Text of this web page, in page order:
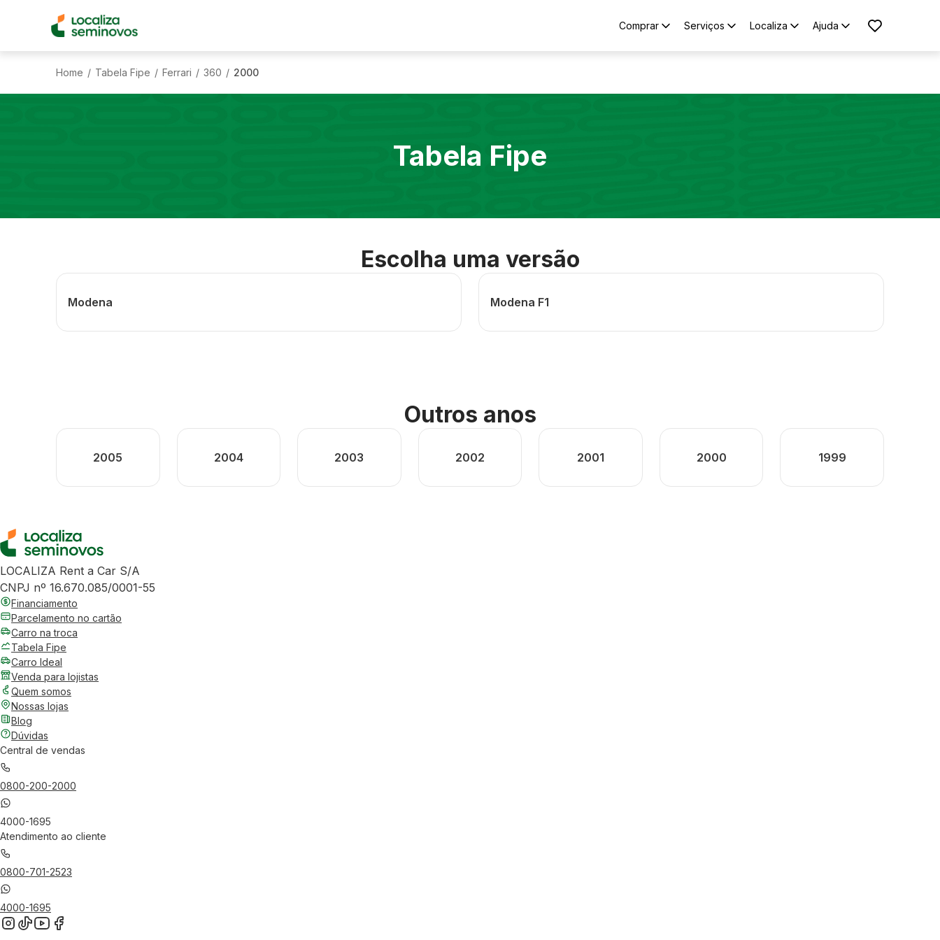
Comprar Serviços Localiza Ajuda
Home / Tabela Fipe / Ferrari / 360 / 2000
Tabela Fipe
Escolha uma versão
Modena Modena F1
Outros anos
2005 2004 2003 2002 2001 2000 1999
LOCALIZA Rent a Car S/A
CNPJ nº 16.670.085/0001-55
Financiamento
Parcelamento no cartão
Carro na troca
Tabela Fipe
Carro Ideal
Venda para lojistas
Quem somos
Nossas lojas
Blog
Dúvidas
Central de vendas
0800-200-2000
4000-1695
Atendimento ao cliente
0800-701-2523
4000-1695